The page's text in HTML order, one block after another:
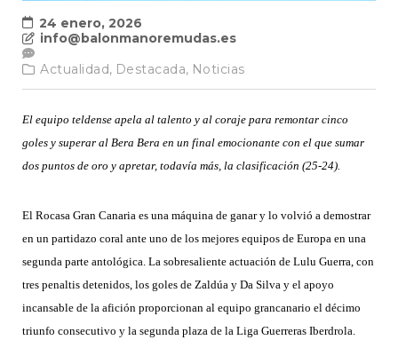
24 enero, 2026
info@balonmanoremudas.es
Actualidad, Destacada, Noticias
El equipo teldense apela al talento y al coraje para remontar cinco
goles y superar al Bera Bera en un final emocionante con el que sumar
dos puntos de oro y apretar, todavía más, la clasificación (25-24).
El Rocasa Gran Canaria es una máquina de ganar y lo volvió a demostrar
en un partidazo coral ante uno de los mejores equipos de Europa en una
segunda parte antológica. La sobresaliente actuación de Lulu Guerra, con
tres penaltis detenidos, los goles de Zaldúa y Da Silva y el apoyo
incansable de la afición proporcionan al equipo grancanario el décimo
triunfo consecutivo y la segunda plaza de la Liga Guerreras Iberdrola.